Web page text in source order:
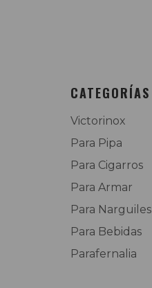
CATEGORÍAS
Victorinox
Para Pipa
Para Cigarros
Para Armar
Para Narguiles
Para Bebidas
Parafernalia